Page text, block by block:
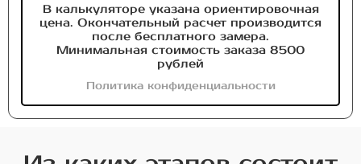
В калькуляторе указана ориентировочная
цена. Окончательный расчет производится
после бесплатного замера.
Минимальная стоимость заказа 8500
рублей
Политика конфиденциальности